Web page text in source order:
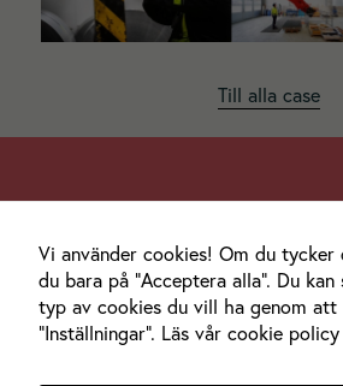
Till alla case
Och kom gärna till mysiga
Hitta hit
Vi använder cookies! Om du
du bara på "Acceptera alla". Du
typ av cookies du vill ha genom att
"Inställningar". Läs vår cookie policy
hur
För
bra